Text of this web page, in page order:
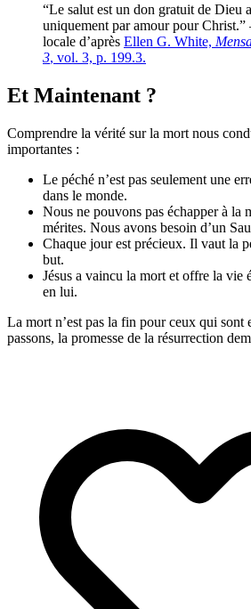
“Le salut est un don gratuit de Dieu
uniquement par amour pour
locale d’après Ellen G. White,
3, vol. 3, p. 199.3.
Et Maintenant ?
Comprendre la vérité sur la mort nous
importantes :
Le péché n’est pas seulement une
dans le monde.
Nous ne pouvons pas échapper à la
mérites. Nous avons besoin d’un
Chaque jour est précieux. Il vaut la
but.
Jésus a vaincu la mort et offre la vie
en lui.
La mort n’est pas la fin pour ceux qui sont
passons, la promesse de la résurrection